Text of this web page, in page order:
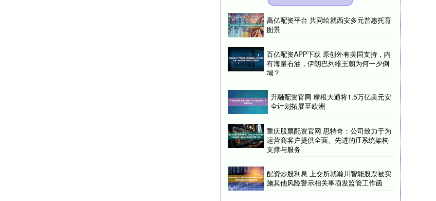
高亿配资平台 共同绘就西安多元普惠托育
图景
百亿配资APP下载 原创外有美国支持，内
有海量石油，伊朗巴列维王朝为何一夕倒
塌？
升融配资官网 摩根大通将1.5万亿美元安
全计划拓展至欧洲
重庆股票配资官网 思特奇：公司致力于为
运营商客户提供全面、先进的IT系统架构
支撑与服务
配资炒股利息 上交所就瀚川智能股票被实
施其他风险警示相关事项发监管工作函